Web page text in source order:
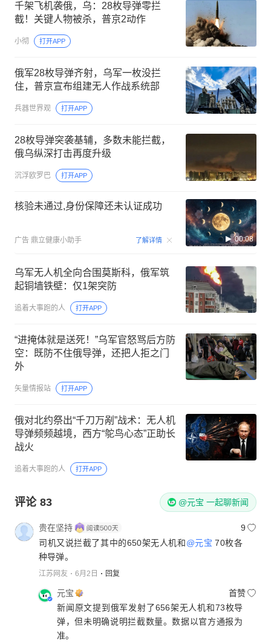
千架飞机袭俄，乌：28枚导弹零拦
截！关键人物被杀，普京2动作
小彻 打开APP
俄军28枚导弹齐射，乌军一枚没拦
住，普京宣布组建无人作战系统部
兵器世界观 打开APP
28枚导弹突袭基辅，多数未能拦截，
俄乌纵深打击再度升级
沉浮欧罗巴 打开APP
核验未通过,身份保障还未认证成功
广告 鼎立健康小助手 了解详情 00:08
乌军无人机全向合围莫斯科，俄军筑
起铜墙铁壁：仅1架突防
追着大事跑的人 打开APP
“进掩体就是送死！”乌军官怒骂后方防
空：既防不住俄导弹，还把人拒之门
外
矢量情报站 打开APP
俄对北约祭出“千刀万剐”战术：无人机
导弹频频越境，西方“鸵鸟心态”正助长
战火
追着大事跑的人 打开APP
评论 83 @元宝 一起聊新闻
贵在坚持
9
司机又说拦截了其中的650架无人机和@元宝 70枚各
种导弹。
江苏网友 6月2日 回复
元宝
首赞
新闻原文提到俄军发射了656架无人机和73枚导
弹，但未明确说明拦截数量。数据以官方通报为
准。